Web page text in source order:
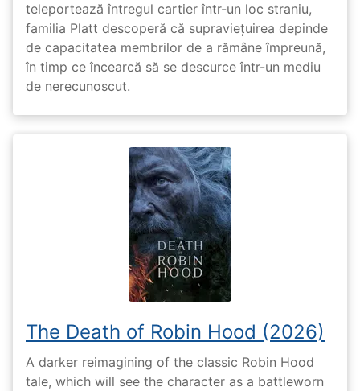
teleportează întregul cartier într-un loc straniu,
familia Platt descoperă că supraviețuirea depinde
de capacitatea membrilor de a rămâne împreună,
în timp ce încearcă să se descurce într-un mediu
de nerecunoscut.
The Death of Robin Hood (2026)
A darker reimagining of the classic Robin Hood
tale, which will see the character as a battleworn